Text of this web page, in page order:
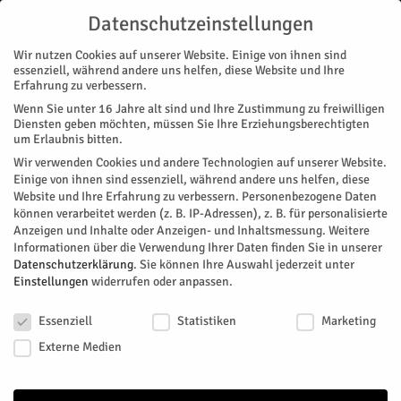
Start HINTER DEN KULISSEN
#163 HINTER DEN KULISSEN
Juli 1, 2025 218 0
Facebook Twitter
Datenschutzeinstellungen
Wir nutzen Cookies auf unserer Website. Einige von ihnen sind
essenziell, während andere uns helfen, diese Website und Ihre
Erfahrung zu verbessern.
Wenn Sie unter 16 Jahre alt sind und Ihre Zustimmung zu freiwilligen
Diensten geben möchten, müssen Sie Ihre Erziehungsberechtigten
um Erlaubnis bitten.
Wir verwenden Cookies und andere Technologien auf unserer Website.
Einige von ihnen sind essenziell, während andere uns helfen, diese
Website und Ihre Erfahrung zu verbessern. Personenbezogene Daten
können verarbeitet werden (z. B. IP-Adressen), z. B. für personalisierte
Anzeigen und Inhalte oder Anzeigen- und Inhaltsmessung. Weitere
Informationen über die Verwendung Ihrer Daten finden Sie in unserer
Datenschutzerklärung. Sie können Ihre Auswahl jederzeit unter
Einstellungen widerrufen oder anpassen.
Essenziell
Statistiken
Marketing
Externe Medien